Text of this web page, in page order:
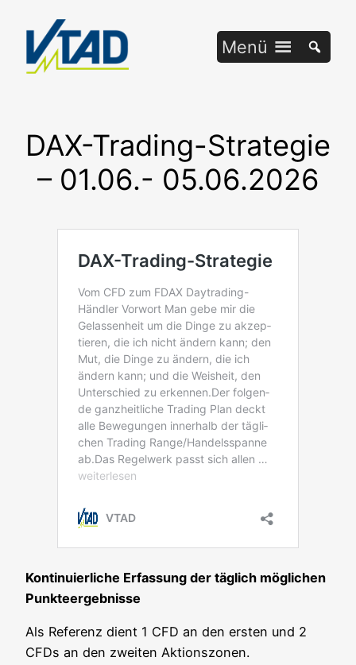
springen
Menü
DAX-Trading-Strategie
– 01.06.- 05.06.2026
Kon­ti­nu­ier­li­che Erfas­sung der täg­lich mög­li­chen
Punkteergebnisse
Als Refe­renz dient 1 CFD an den ers­ten und 2
CFDs an den zwei­ten Aktionszonen.